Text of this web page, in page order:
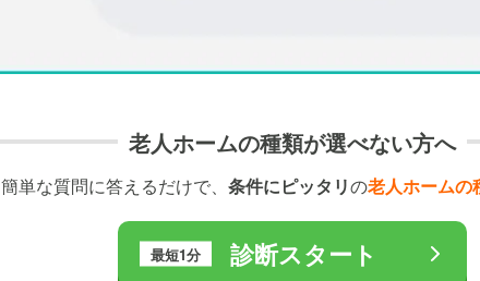
老人ホームの種類が選べない方へ
簡単な質問に答えるだけで、 条件にピッタリの老人ホームの
最短1分 診断スタート